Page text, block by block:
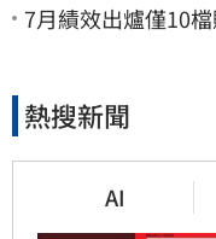
7月績效出爐僅10
熱搜新聞
AI